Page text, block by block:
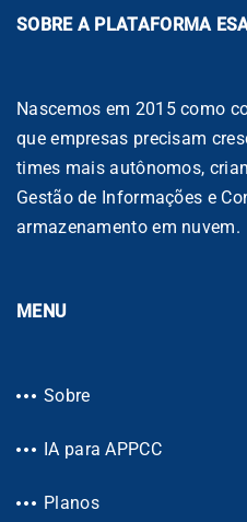
SOBRE A PLATAFORMA
Nascemos em 2015 como
que empresas precisam
times mais autônomos,
Gestão de Informações e
armazenamento em nuvem.
MENU
Sobre
IA para APPCC
Planos